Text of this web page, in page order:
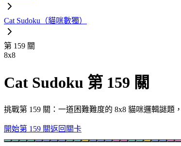
Cat Sudoku（貓咪數獨）
第 159 關
8x8
Cat Sudoku 第 159 關
挑戰第 159 關：一道困難難度的 8x8 貓咪邏輯謎題
開始第 159 關返回關卡